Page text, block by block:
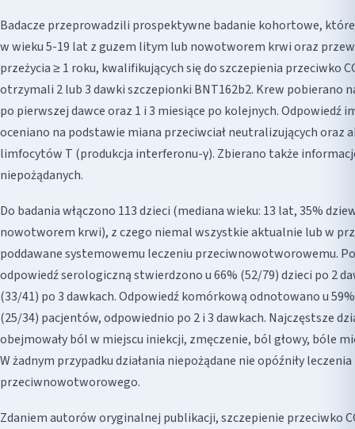
Badacze przeprowadzili prospektywne badanie kohortowe,
w wieku 5-19 lat z guzem litym lub nowotworem krwi oraz
przeżycia ≥ 1 roku, kwalifikujących się do szczepienia przeciwko
otrzymali 2 lub 3 dawki szczepionki BNT162b2. Krew pobierano
po pierwszej dawce oraz 1 i 3 miesiące po kolejnych. Odpowiedź
oceniano na podstawie miana przeciwciał neutralizujących oraz
limfocytów T (produkcja interferonu-γ). Zbierano także
niepożądanych.
Do badania włączono 113 dzieci (mediana wieku: 13 lat, 35%
nowotworem krwi), z czego niemal wszystkie aktualnie lub w
poddawane systemowemu leczeniu przeciwnowotworowemu.
odpowiedź serologiczną stwierdzono u 66% (52/79) dzieci po 2
(33/41) po 3 dawkach. Odpowiedź komórkową odnotowano u
(25/34) pacjentów, odpowiednio po 2 i 3 dawkach. Najczęstsze
obejmowały ból w miejscu iniekcji, zmęczenie, ból głowy, bóle
W żadnym przypadku działania niepożądane nie opóźniły leczenia
przeciwnowotworowego.
Zdaniem autorów oryginalnej publikacji, szczepienie przeciwko